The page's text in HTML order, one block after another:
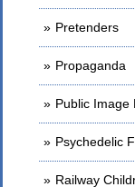
Pretenders
Propaganda
Public Image
Psychedelic
Railway